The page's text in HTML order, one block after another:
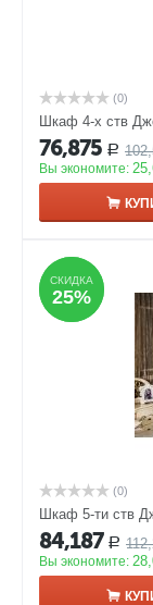
(0)
Шкаф 4-х ств
76,875 Р
Вы экономите:
СКИДКА
25%
СКИДКА
25%
(0)
Шкаф 5-ти ств
84,187 Р
Вы экономите: